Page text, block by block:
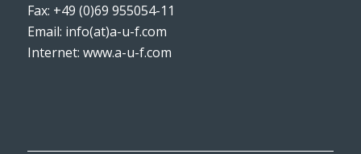
Fax: +49 (0)69 955054-11
Email: info(at)a-u-f.com
Internet: www.a-u-f.com